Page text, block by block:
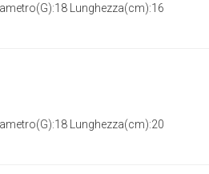
Lunghezza(cm):16
Lunghezza(cm):20